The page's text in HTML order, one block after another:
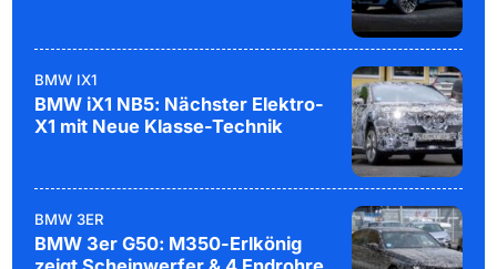
BMW IX1
BMW iX1 NB5: Nächster Elektro-
X1 mit Neue Klasse-Technik
BMW 3ER
BMW 3er G50: M350-Erlkönig